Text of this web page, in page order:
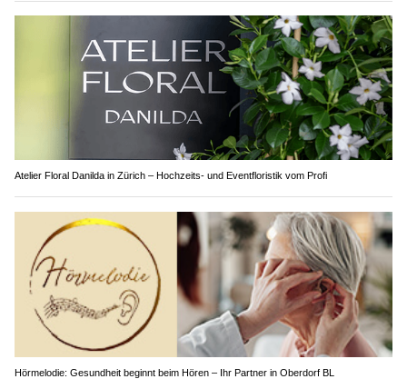
Atelier Floral Danilda in Zürich – Hochzeits- und Eventfloristik vom Profi
Hörmelodie: Gesundheit beginnt beim Hören – Ihr Partner in Oberdorf BL